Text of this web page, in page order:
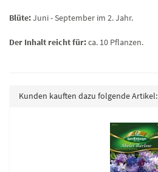
Blüte:Juni - September im 2. Jahr.
Der Inhalt reicht für:ca. 10 Pflanzen.
Kunden kauften dazu folgende Artikel: